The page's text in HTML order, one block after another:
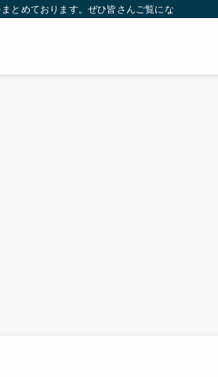
とめております。ぜひ皆さんご覧になっていっ